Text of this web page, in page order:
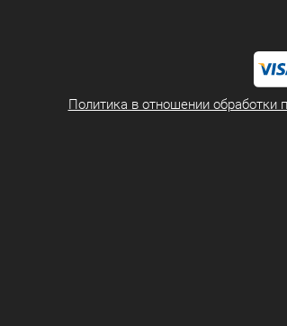
Политика в отношении обработки